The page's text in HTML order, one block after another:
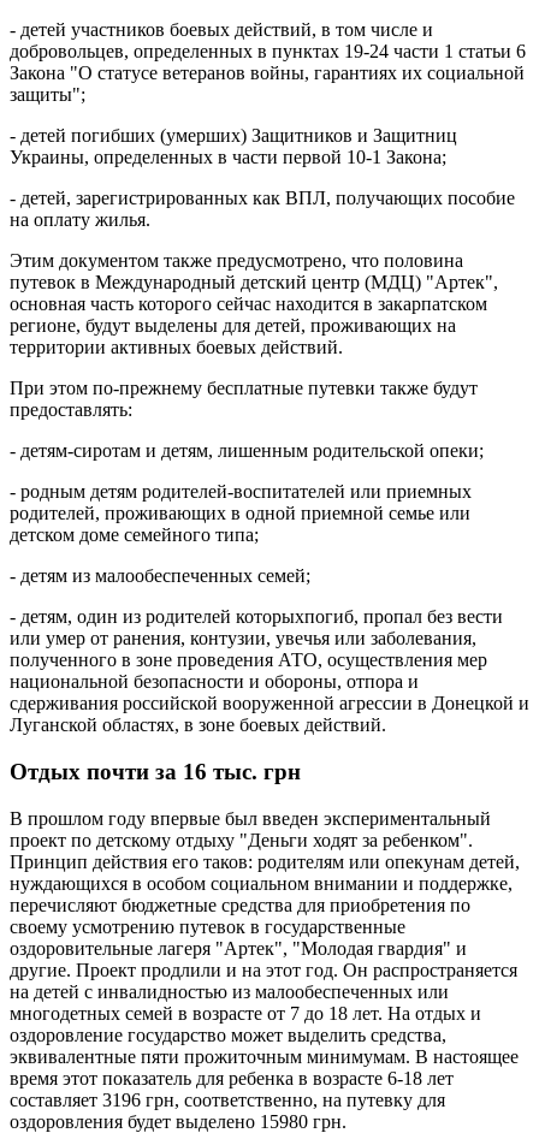
- детей участников боевых действий, в том числе и
добровольцев, определенных в пунктах 19-24 части 1 статьи 6
Закона "О статусе ветеранов войны, гарантиях их социальной
защиты";
- детей погибших (умерших) Защитников и Защитниц
Украины, определенных в части первой 10-1 Закона;
- детей, зарегистрированных как ВПЛ, получающих пособие
на оплату жилья.
Этим документом также предусмотрено, что половина
путевок в Международный детский центр (МДЦ) "Артек",
основная часть которого сейчас находится в закарпатском
регионе, будут выделены для детей, проживающих на
территории активных боевых действий.
При этом по-прежнему бесплатные путевки также будут
предоставлять:
- детям-сиротам и детям, лишенным родительской опеки;
- родным детям родителей-воспитателей или приемных
родителей, проживающих в одной приемной семье или
детском доме семейного типа;
- детям из малообеспеченных семей;
- детям, один из родителей которыхпогиб, пропал без вести
или умер от ранения, контузии, увечья или заболевания,
полученного в зоне проведения АТО, осуществления мер
национальной безопасности и обороны, отпора и
сдерживания российской вооруженной агрессии в Донецкой и
Луганской областях, в зоне боевых действий.
Отдых почти за 16 тыс. грн
В прошлом году впервые был введен экспериментальный
проект по детскому отдыху "Деньги ходят за ребенком".
Принцип действия его таков: родителям или опекунам детей,
нуждающихся в особом социальном внимании и поддержке,
перечисляют бюджетные средства для приобретения по
своему усмотрению путевок в государственные
оздоровительные лагеря "Артек", "Молодая гвардия" и
другие. Проект продлили и на этот год. Он распространяется
на детей с инвалидностью из малообеспеченных или
многодетных семей в возрасте от 7 до 18 лет. На отдых и
оздоровление государство может выделить средства,
эквивалентные пяти прожиточным минимумам. В настоящее
время этот показатель для ребенка в возрасте 6-18 лет
составляет 3196 грн, соответственно, на путевку для
оздоровления будет выделено 15980 грн.